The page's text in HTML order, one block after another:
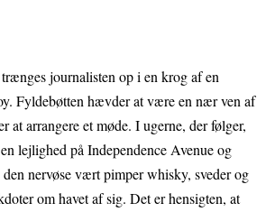
journalisten op i en krog af en
Fyldebøtten hævder at være en nær ven af
at arrangere et møde. I ugerne, der følger,
lejlighed på Independence Avenue og
den nervøse vært pimper whisky, sveder og
om havet af sig. Det er hensigten, at